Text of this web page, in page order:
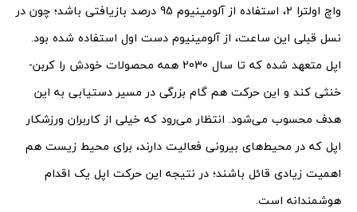
واچ اولترا 2، استفاده از آلومینیوم 95 درصد بازیافتی باشد؛ چون در
نسل قبلی این ساعت، از آلومینیوم دست اول استفاده شده بود.
اپل متعهد شده که تا سال 2030 همه محصولات خودش را کربن-
خنثی کند و این حرکت هم گام بزرگی در مسیر دستیابی به این
هدف محسوب می‌شود. انتظار می‌رود که خیلی از کاربران ورزشکار
اپل که در محیط‌های بیرونی فعالیت دارند، برای محیط زیست هم
اهمیت زیادی قائل باشند؛ در نتیجه این حرکت اپل یک اقدام
هوشمندانه است.